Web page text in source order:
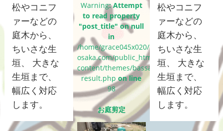
松やコニフ
ァーなどの
庭木から、
ちいさな生
垣、 大きな
生垣まで、
幅広く対応
します。
Warning: Attempt
to read property
"post_title" on null
in
/home/grace045x020/bassaigroup-
osaka.com/public_html/wp-
content/themes/bassai_cms/single-
result.php on line
98
お庭剪定
松やコニフ
ァーなどの
庭木から、
ちいさな生
垣、 大きな
生垣まで、
幅広く対応
します。